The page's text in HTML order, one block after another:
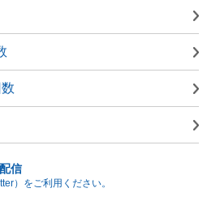
信
）をご利用ください。